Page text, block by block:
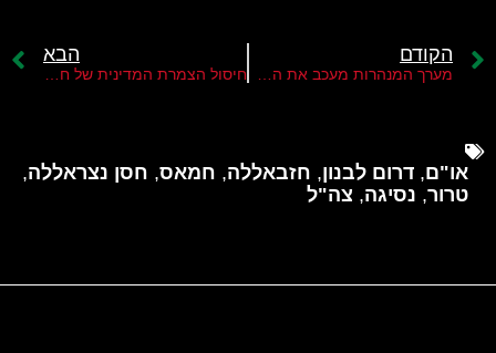
הקודם הבא
או"ם, דרום לבנון, חזבאללה, חמאס, חסן נצראללה,
טרור, נסיגה, צה"ל